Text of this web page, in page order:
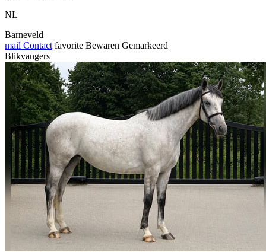
NL
Barneveld
mail Contact favorite Bewaren Gemarkeerd
Blikvangers